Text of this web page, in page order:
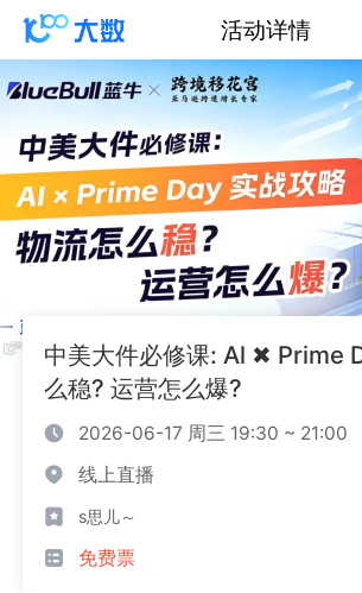
活动详情
中美大件必修课: Al ✖ Prime
么稳? 运营怎么爆?
2026-06-17 周三 19:30 ~ 21:00
线上直播
s思儿～
免费票